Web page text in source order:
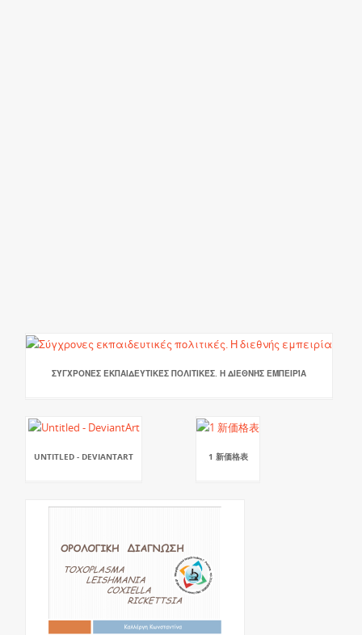
ΣΎΓΧΡΟΝΕΣ ΕΚΠΑΙΔΕΥΤΙΚΈΣ ΠΟΛΙΤΙΚΈΣ. Η ΔΙΕΘΝΉΣ ΕΜΠΕΙΡΊΑ
UNTITLED - DEVIANTART 1 新価格表